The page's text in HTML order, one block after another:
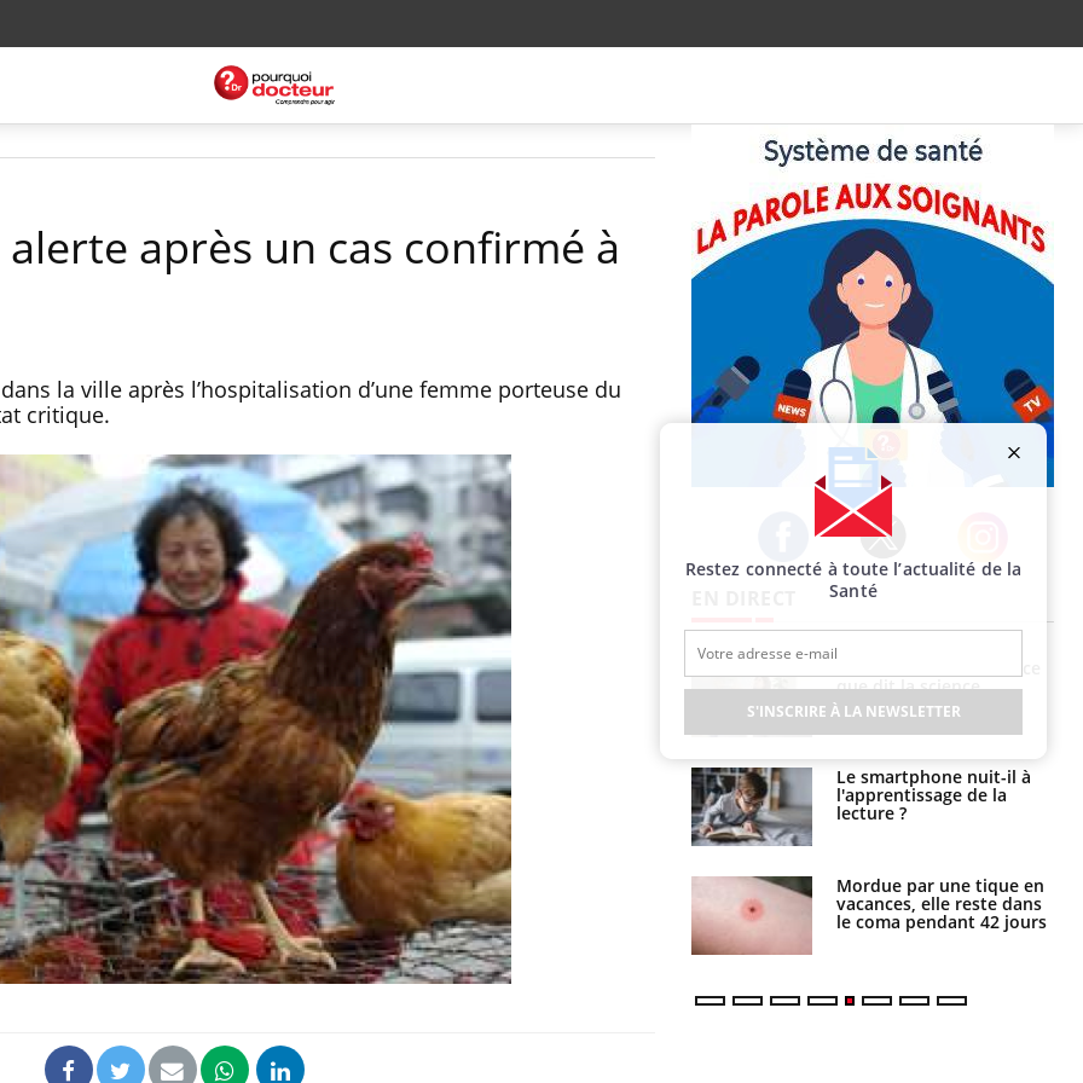
après un cas confirmé à
la ville après l’hospitalisation d’une femme porteuse du
critique.
Facebook Twitter Instagram
Fortes chaleurs :
pourquoi le risque de
noyade grimpe-t-il ?
Le Viagra pourrait-il
freiner la propagation du
cancer ?
Pourquoi manger moins
de protéines pourrait
finalement être bénéfique
que dit la science
Le smartphone nuit-il à
l'apprentissage de la
lecture ?
Mordue par une tique en
vacances, elle reste dans
le coma pendant 42 jours
barracuda, une petite fille
secourue grâce à un
réflexe essentiel
Légionellose en Suisse :
quelle est l’origine de la
contamination ?
Allergies alimentaires :
une nouvelle arme contre
les réactions sévères
Restez connecté à toute l’actualité de la
Santé
S'INSCRIRE À LA NEWSLETTER